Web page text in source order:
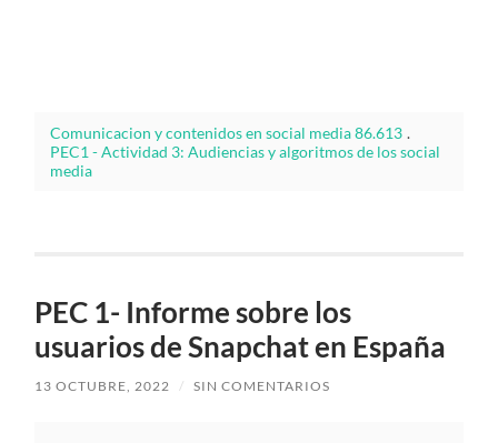
Comunicacion y contenidos en social media 86.613 .
PEC1 - Actividad 3: Audiencias y algoritmos de los social
media
PEC 1- Informe sobre los
usuarios de Snapchat en España
13 OCTUBRE, 2022 / SIN COMENTARIOS